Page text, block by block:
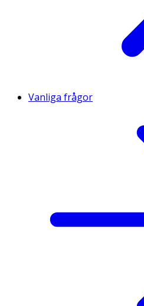
Vanliga frågor